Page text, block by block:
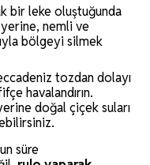
bir leke oluştuğunda
nemli ve
bölgeyi silmek
tozdan dolayı
havalandırın.
doğal çiçek suları
süre